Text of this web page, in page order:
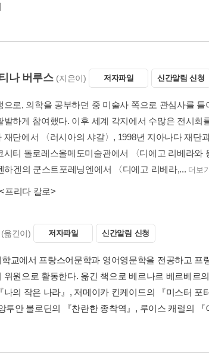
나 버루스 (지은이) 저자파일 신간알림 신청
으로, 의학을 공부하던 중 미술사 쪽으로 관심사를
발하게 참여했다. 이후 세계 각지에서 수많은 전시
재단에서 〈러시아의 샤갈〉, 1998년 지아나다 재
시티 돌로레스올메도미술관에서 〈디에고 리베라
하겐의 쿤스트포레닝엔에서 〈디에고 리베라,... 더보
<프리다 칼로>
(옮긴이) 저자파일 신간알림 신청
교에서 프랑스어문학과 영어영문학을 전공하고
위원으로 활동한다. 옮긴 책으로 베르나르 베르베르
나의 작은 나라』, 저메이카 킨케이드의 『미스터
투안 볼로딘의 『찬란한 종착역』, 루이스 캐럴의